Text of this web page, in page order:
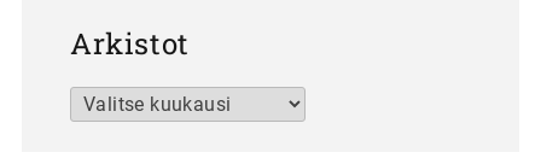
Arkistot
Arkistot